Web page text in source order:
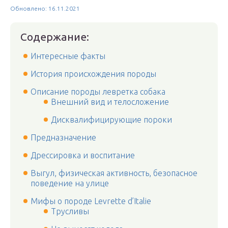
Обновлено: 16.11.2021
Содержание:
Интересные факты
История происхождения породы
Описание породы левретка собака
Внешний вид и телосложение
Дисквалифицирующие пороки
Предназначение
Дрессировка и воспитание
Выгул, физическая активность, безопасное
поведение на улице
Мифы о породе Levrette d’Italie
Трусливы